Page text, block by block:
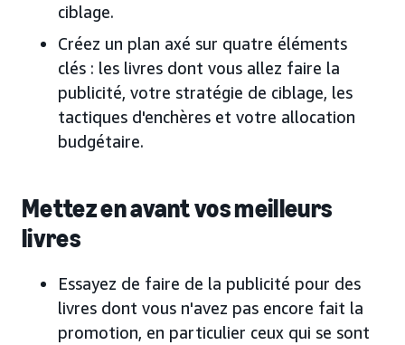
ciblage.
Créez un plan axé sur quatre éléments
clés : les livres dont vous allez faire la
publicité, votre stratégie de ciblage, les
tactiques d'enchères et votre allocation
budgétaire.
Mettez en avant vos meilleurs
livres
Essayez de faire de la publicité pour des
livres dont vous n'avez pas encore fait la
promotion, en particulier ceux qui se sont